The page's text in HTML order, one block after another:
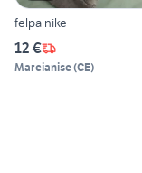
felpa nike
12 €
Marcianise(CE)